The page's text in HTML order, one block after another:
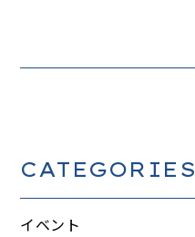
CATEGORIES
イベント